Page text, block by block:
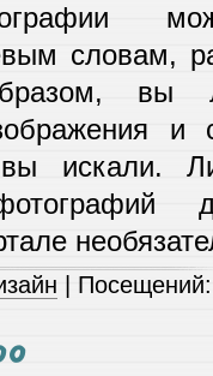
словам,
вы
и
вы искали.
|